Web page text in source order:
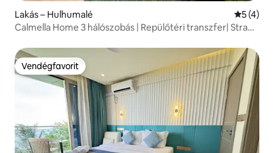
Lakás – Hulhumalé Átlagos
5 (4)
Calmella Home 3 hálószobás | Repülőtéri transzfer| Strand
Vendégfavorit
Vendégfavorit